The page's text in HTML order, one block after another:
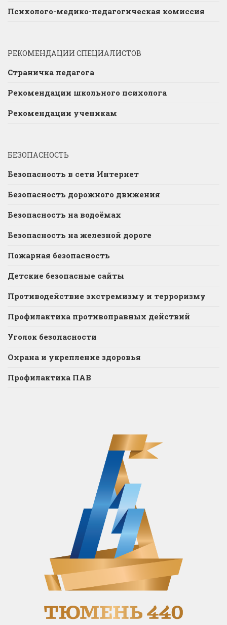
Психолого-медико-педагогическая комиссия
РЕКОМЕНДАЦИИ СПЕЦИАЛИСТОВ
Страничка педагога
Рекомендации школьного психолога
Рекомендации ученикам
БЕЗОПАСНОСТЬ
Безопасность в сети Интернет
Безопасность дорожного движения
Безопасность на водоёмах
Безопасность на железной дороге
Пожарная безопасность
Детские безопасные сайты
Противодействие экстремизму и терроризму
Профилактика противоправных действий
Уголок безопасности
Охрана и укрепление здоровья
Профилактика ПАВ